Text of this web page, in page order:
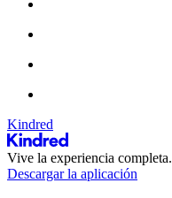
Kindred
Vive la experiencia completa.
Descargar la aplicación